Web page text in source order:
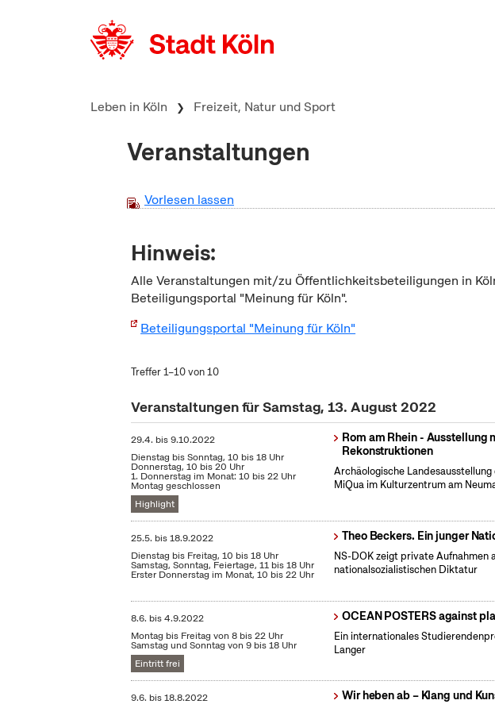
Leben in Köln Freizeit, Natur und Sport
Veranstaltungen
Vorlesen lassen
Hinweis:
Alle Veranstaltungen mit/zu Öffentlichkeitsbeteiligungen in
Beteiligungsportal "Meinung für Köln".
Beteiligungsportal "Meinung für Köln"
Treffer 1–10 von 10
Veranstaltungen für Samstag, 13. August 2022
29.4. bis9.10.2022
Dienstag bis Sonntag, 10 bis 18 Uhr
Donnerstag, 10 bis 20 Uhr
1. Donnerstag im Monat: 10 bis 22 Uhr
Montag geschlossen
Highlight
Rom am Rhein - Ausstellung
Rekonstruktionen
Archäologische
MiQua im Kulturzentrum am
25.5. bis18.9.2022
Dienstag bis Freitag, 10 bis 18 Uhr
Samstag, Sonntag, Feiertage, 11 bis 18 Uhr
Erster Donnerstag im Monat, 10 bis 22 Uhr
Theo Beckers. Ein junger
NS-DOK zeigt private Aufnahmen
nationalsozialistischen Diktatur
8.6. bis4.9.2022
Montag bis Freitag von 8 bis 22 Uhr
Samstag und Sonntag von 9 bis 18 Uhr
Eintritt frei
OCEAN POSTERS against
Ein internationales
Langer
9.6. bis18.8.2022
Wir heben ab – Klang und